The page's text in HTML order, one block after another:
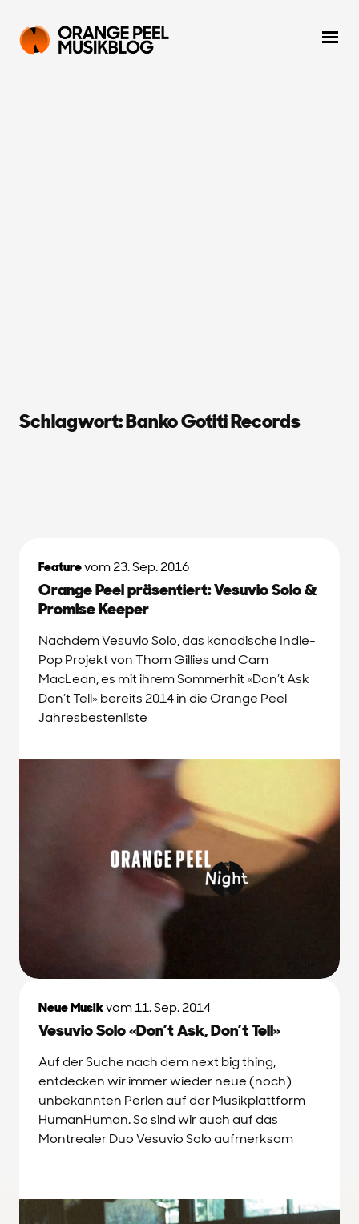
Schlagwort:Banko Gotiti Records
Featurevom 23. Sep. 2016
Orange Peel präsentiert: Vesuvio Solo &
Promise Keeper
Nachdem Vesuvio Solo, das kanadische Indie-
Pop Projekt von Thom Gillies und Cam
MacLean, es mit ihrem Sommerhit «Don’t Ask
Don’t Tell» bereits 2014 in die Orange Peel
Jahresbestenliste
Neue Musikvom 11. Sep. 2014
Vesuvio Solo «Don’t Ask, Don’t Tell»
Auf der Suche nach dem next big thing,
entdecken wir immer wieder neue (noch)
unbekannten Perlen auf der Musikplattform
HumanHuman. So sind wir auch auf das
Montrealer Duo Vesuvio Solo aufmerksam